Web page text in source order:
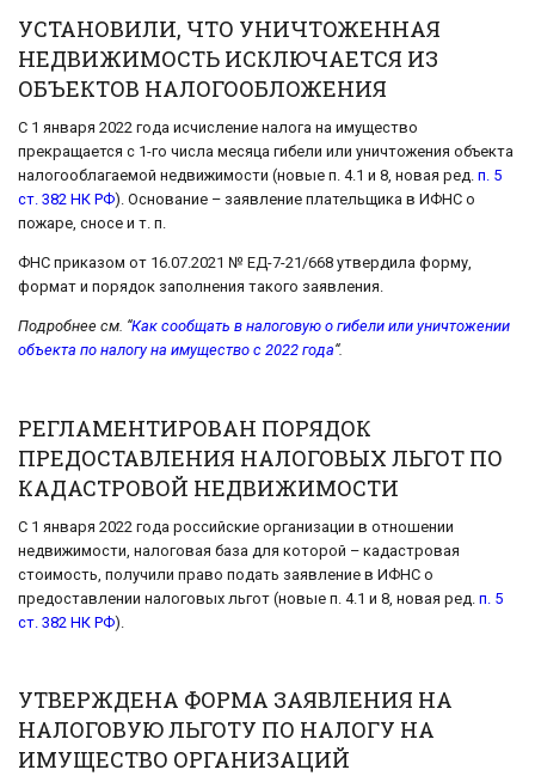
УСТАНОВИЛИ, ЧТО УНИЧТОЖЕННАЯ
НЕДВИЖИМОСТЬ ИСКЛЮЧАЕТСЯ ИЗ
ОБЪЕКТОВ НАЛОГООБЛОЖЕНИЯ
С 1 января 2022 года исчисление налога на имущество
прекращается с 1-го числа месяца гибели или уничтожения объекта
налогооблагаемой недвижимости (новые п. 4.1 и 8, новая ред. п. 5
ст. 382 НК РФ). Основание – заявление плательщика в ИФНС о
пожаре, сносе и т. п.
ФНС приказом от 16.07.2021 № ЕД-7-21/668 утвердила форму,
формат и порядок заполнения такого заявления.
Подробнее см. “Как сообщать в налоговую о гибели или уничтожении
объекта по налогу на имущество с 2022 года“.
РЕГЛАМЕНТИРОВАН ПОРЯДОК
ПРЕДОСТАВЛЕНИЯ НАЛОГОВЫХ ЛЬГОТ ПО
КАДАСТРОВОЙ НЕДВИЖИМОСТИ
С 1 января 2022 года российские организации в отношении
недвижимости, налоговая база для которой – кадастровая
стоимость, получили право подать заявление в ИФНС о
предоставлении налоговых льгот (новые п. 4.1 и 8, новая ред. п. 5
ст. 382 НК РФ).
УТВЕРЖДЕНА ФОРМА ЗАЯВЛЕНИЯ НА
НАЛОГОВУЮ ЛЬГОТУ ПО НАЛОГУ НА
ИМУЩЕСТВО ОРГАНИЗАЦИЙ